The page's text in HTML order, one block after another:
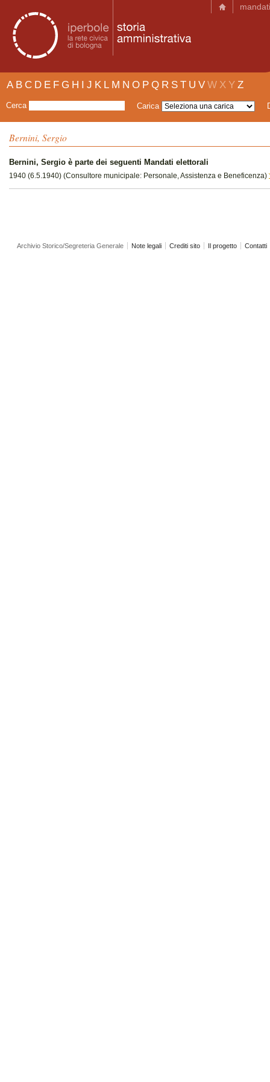
mandati
A B C D E F G H I J K L M N O P Q R S T U V W X Y Z
Cerca Carica
Bernini, Sergio
Bernini, Sergio è parte dei seguenti Mandati elettorali
1940 (6.5.1940) (Consultore municipale: Personale, Assistenza e Beneficenza)
Archivio Storico/Segreteria Generale Note legali Crediti sito Il progetto Contatti